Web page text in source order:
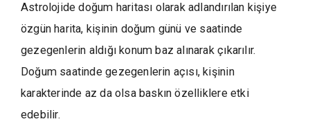
Astrolojide doğum haritası olarak adlandırılan kişiye
özgün harita, kişinin doğum günü ve saatinde
gezegenlerin aldığı konum baz alınarak çıkarılır.
Doğum saatinde gezegenlerin açısı, kişinin
karakterinde az da olsa baskın özelliklere etki
edebilir.